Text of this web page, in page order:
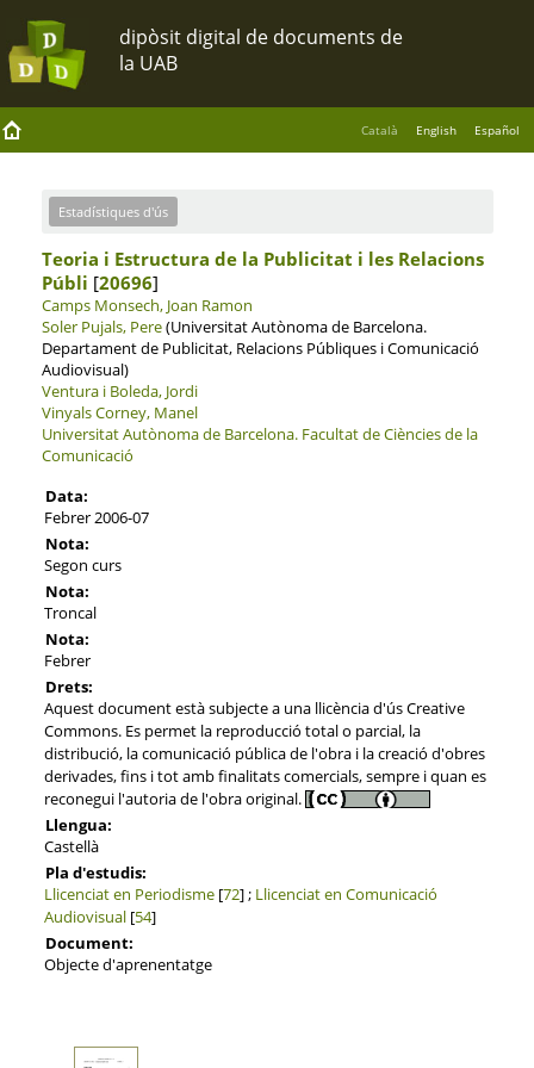
Català English Español
Estadístiques d'ús
Teoria i Estructura de la Publicitat i les Relacions
Públi [20696]
Camps Monsech, Joan Ramon
Soler Pujals, Pere(Universitat Autònoma de Barcelona.
Departament de Publicitat, Relacions Públiques i Comunicació
Audiovisual)
Ventura i Boleda, Jordi
Vinyals Corney, Manel
Universitat Autònoma de Barcelona. Facultat de Ciències de la
Comunicació
Data:
Febrer 2006-07
Nota:
Segon curs
Nota:
Troncal
Nota:
Febrer
Drets:
Aquest document està subjecte a una llicència d'ús Creative
Commons. Es permet la reproducció total o parcial, la
distribució, la comunicació pública de l'obra i la creació d'obres
derivades, fins i tot amb finalitats comercials, sempre i quan es
reconegui l'autoria de l'obra original.
Llengua:
Castellà
Pla d'estudis:
Llicenciat en Periodisme[72] ; Llicenciat en Comunicació
Audiovisual[54]
Document:
Objecte d'aprenentatge